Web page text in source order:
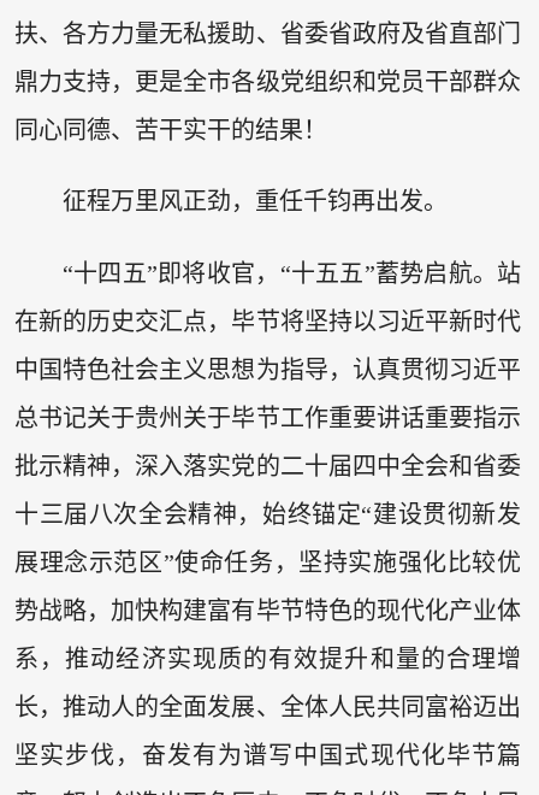
扶、各方力量无私援助、省委省政府及省直部门
鼎力支持，更是全市各级党组织和党员干部群众
同心同德、苦干实干的结果！
征程万里风正劲，重任千钧再出发。
“十四五”即将收官，“十五五”蓄势启航。站
在新的历史交汇点，毕节将坚持以习近平新时代
中国特色社会主义思想为指导，认真贯彻习近平
总书记关于贵州关于毕节工作重要讲话重要指示
批示精神，深入落实党的二十届四中全会和省委
十三届八次全会精神，始终锚定“建设贯彻新发
展理念示范区”使命任务，坚持实施强化比较优
势战略，加快构建富有毕节特色的现代化产业体
系，推动经济实现质的有效提升和量的合理增
长，推动人的全面发展、全体人民共同富裕迈出
坚实步伐，奋发有为谱写中国式现代化毕节篇